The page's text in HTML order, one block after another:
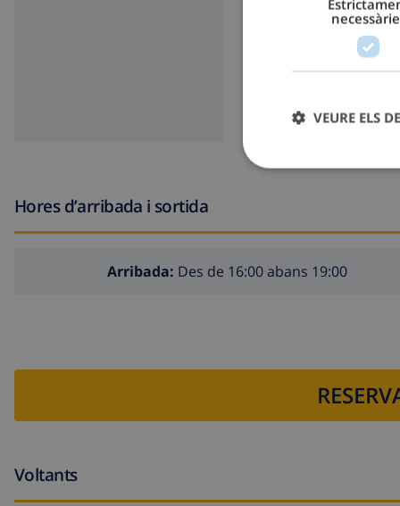
Hores d’arribada i sortida
Arribada: Des de 16:00 abans 19:00
Voltants
VEURE ELS